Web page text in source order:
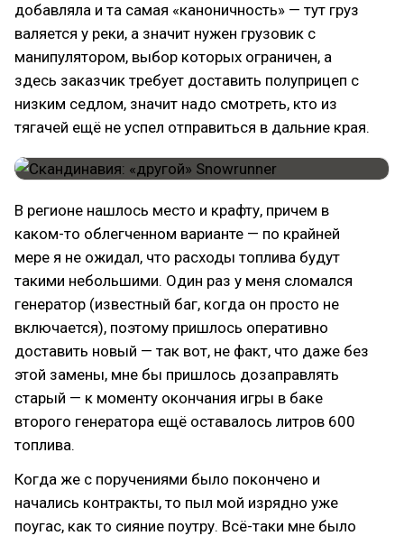
добавляла и та самая «каноничность» — тут груз
валяется у реки, а значит нужен грузовик с
манипулятором, выбор которых ограничен, а
здесь заказчик требует доставить полуприцеп с
низким седлом, значит надо смотреть, кто из
тягачей ещё не успел отправиться в дальние края.
В регионе нашлось место и крафту, причем в
каком-то облегченном варианте — по крайней
мере я не ожидал, что расходы топлива будут
такими небольшими. Один раз у меня сломался
генератор (известный баг, когда он просто не
включается), поэтому пришлось оперативно
доставить новый — так вот, не факт, что даже без
этой замены, мне бы пришлось дозаправлять
старый — к моменту окончания игры в баке
второго генератора ещё оставалось литров 600
топлива.
Когда же с поручениями было покончено и
начались контракты, то пыл мой изрядно уже
поугас, как то сияние поутру. Всё-таки мне было